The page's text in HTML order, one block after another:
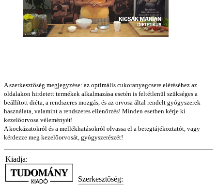
A szerkesztőség megjegyzése: az optimális cukoranyagcsere eléréséhez az
oldalakon hirdetett termékek alkalmazása esetén is feltétlenül szükséges a
beállított diéta, a rendszeres mozgás, és az orvosa által rendelt gyógyszerek
használata, valamint a rendszeres ellenőrzés! Minden esetben kérje ki
kezelőorvosa véleményét!
A kockázatokról és a mellékhatásokról olvassa el a betegtájékoztatót, vagy
kérdezze meg kezelőorvosát, gyógyszerészét!
Kiadja:
Szerkesztőség: